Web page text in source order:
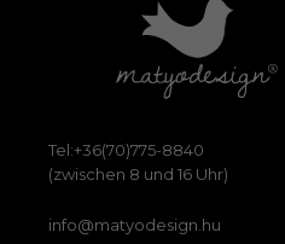
Tel:+36(70)775-8840
(zwischen 8 und 16 Uhr)
info@matyodesign.hu